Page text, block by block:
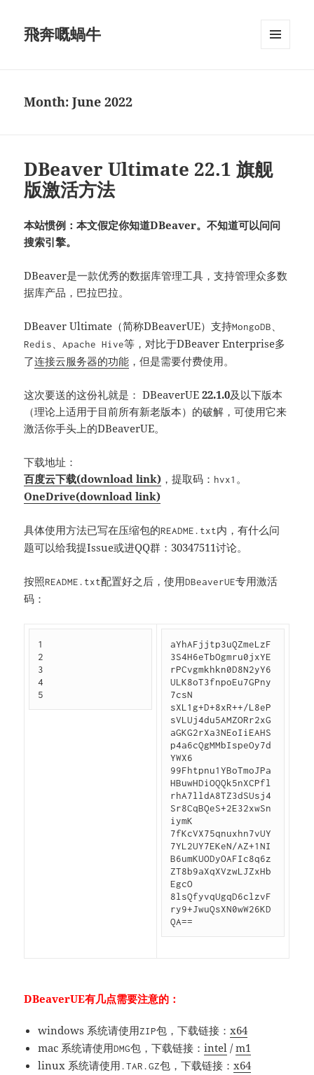
飛奔嘅蝸牛
Month:June 2022
DBeaver Ultimate 22.1 旗舰
版激活方法
本站惯例：本文假定你知道DBeaver。不知道可以问问
搜索引擎。
DBeaver是一款优秀的数据库管理工具，支持管理众多数
据库产品，巴拉巴拉。
DBeaver Ultimate（简称DBeaverUE）支持MongoDB、
Redis、Apache Hive等，对比于DBeaver Enterprise多
了连接云服务器的功能 ，但是需要付费使用。
这次要送的这份礼就是： DBeaverUE22.1.0及以下版本
（理论上适用于目前所有新老版本）的破解，可使用它来
激活你手头上的DBeaverUE。
下载地址：
百度云下载(download link) ，提取码： hvx1 。
OneDrive(download link)
具体使用方法已写在压缩包的README.txt内，有什么问
题可以给我提Issue或进QQ群：30347511讨论。
按照README.txt配置好之后，使用DBeaverUE专用激活
码：
1
2
3
4
5
aYhAFjjtp3uQZmeLzF
3S4H6eTbOgmru0jxYE
rPCvgmkhkn0D8N2yY6
ULK8oT3fnpoEu7GPny
7csN
sXL1g+D+8xR++/L8eP
sVLUj4du5AMZORr2xG
aGKG2rXa3NEoIiEAHS
p4a6cQgMMbIspeOy7d
YWX6
99Fhtpnu1YBoTmoJPa
HBuwHDiOQQk5nXCPfl
rhA7lldA8TZ3dSUsj4
Sr8CqBQeS+2E32xwSn
iymK
7fKcVX75qnuxhn7vUY
7YL2UY7EKeN/AZ+1NI
B6umKUODyOAFIc8q6z
ZT8b9aXqXVzwLJZxHb
EgcO
8lsQfyvqUgqD6clzvF
ry9+JwuQsXN0wW26KD
QA==
DBeaverUE有几点需要注意的：
windows 系统请使用ZIP包，下载链接：x64
mac 系统请使用DMG包，下载链接：intel /m1
linux 系统请使用.TAR.GZ包，下载链接：x64